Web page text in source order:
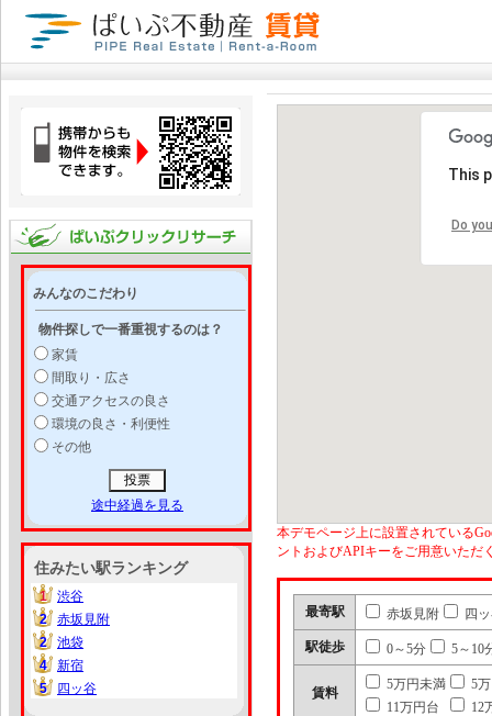
みんなのこだわり
物件探しで一番重視するのは？
家賃
間取り・広さ
交通アクセスの良さ
環境の良さ・利便性
その他
途中経過を見る
住みたい駅ランキング
1
1
渋谷
2
2
赤坂見附
2
2
池袋
4
4
新宿
5
5 四ッ谷
This
Do
本デモページ上に設置されている
ントおよびAPIキーをご用意いただ
最寄駅 赤坂見附 四
駅徒歩 0～5分 5～10
賃料
5万円未満
5
11万円台
12